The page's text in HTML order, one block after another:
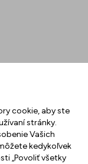
cookie, aby ste
stránky.
Vašich
kedykoľvek
„Povoliť všetky